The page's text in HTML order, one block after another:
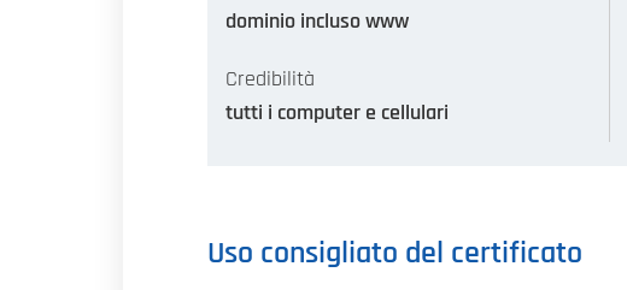
dominio incluso www
Credibilità
tutti i computer e cellulari
Uso consigliato del certificato